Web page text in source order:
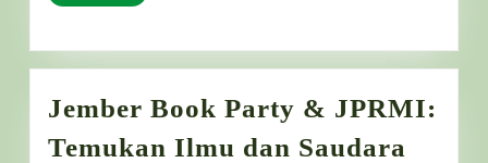
Jember Book Party & JPRMI:
Temukan Ilmu dan Saudara